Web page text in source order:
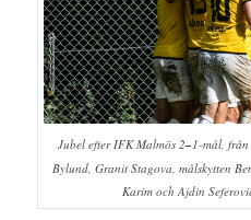
Jubel efter IFK Malmös 2–1-mål, från
Bylund, Granit Stagova, målskytten
Karim och Ajdin